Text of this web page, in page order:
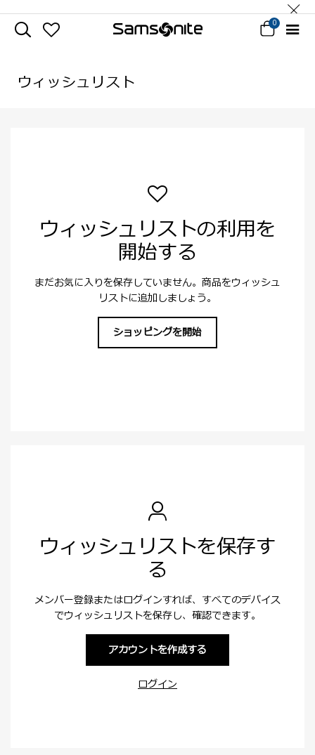
0
ウィッシュリスト
ウィッシュリストの利用を
開始する
まだお気に入りを保存していません。商品をウィッシュ
リストに追加しましょう。
ショッピングを開始
ウィッシュリストを保存す
る
メンバー登録またはログインすれば、すべてのデバイス
でウィッシュリストを保存し、確認できます。
アカウントを作成する
ログイン